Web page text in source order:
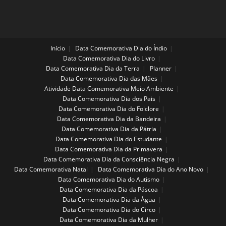
Início
Data Comemorativa Dia do Índio
Data Comemorativa Dia do Livro
Data Comemorativa Dia da Terra
Planner
Data Comemorativa Dia das Mães
Atividade Data Comemorativa Meio Ambiente
Data Comemorativa Dia dos Pais
Data Comemorativa Dia do Folclore
Data Comemorativa Dia da Bandeira
Data Comemorativa Dia da Pátria
Data Comemorativa Dia do Estudante
Data Comemorativa Dia da Primavera
Data Comemorativa Dia da Consciência Negra
Data Comemorativa Natal
Data Comemorativa Dia do Ano Novo
Data Comemorativa Dia do Autismo
Data Comemorativa Dia da Páscoa
Data Comemorativa Dia da Água
Data Comemorativa Dia do Circo
Data Comemorativa Dia da Mulher